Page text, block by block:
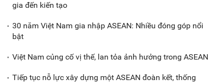
Gắn sản xuất với phát triển văn
gia đến kiến tạo
30 năm Việt Nam gia nhập ASEAN: Nhiều đóng góp nổi
bật
Việt Nam củng cố vị thế, lan tỏa ảnh hưởng trong ASEAN
Tiếp tục nỗ lực xây dựng một ASEAN đoàn kết, thống